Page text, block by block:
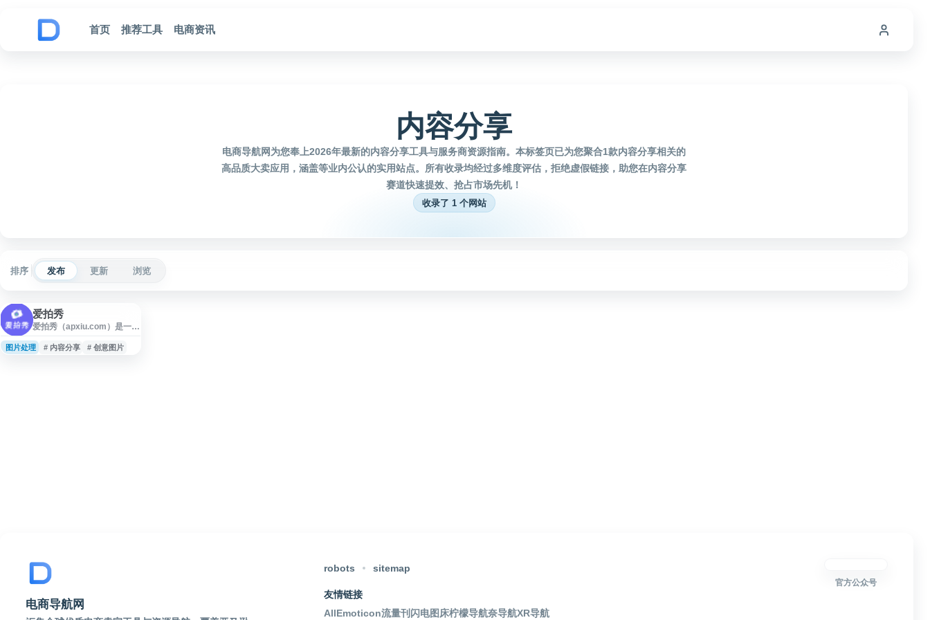
首页
推荐工具 电商资讯
内容分享
电商导航网为您奉上2026年最新的内容分享工具与服务商资源指南。本标签页已为您聚合1款内容分享相关的
高品质大卖应用，涵盖等业内公认的实用站点。所有收录均经过多维度评估，拒绝虚假链接，助您在内容分享
赛道快速提效、抢占市场先机！
收录了 1 个网站
排序 发布 更新 浏览
爱拍秀
爱拍秀（apxiu.com）是一个
为核心的网站，面向用户提
供相关作品查看、内容分享
图片处理 # 内容分享 # 创意图片
电商导航网
robots sitemap
友情链接
AllEmoticon流量刊 闪电图床柠檬导航奈导航XR导航
官方公众号